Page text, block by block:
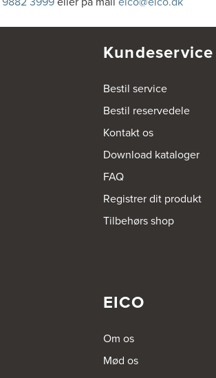
Kundeservice
Bestil service
Bestil reservedele
Kontakt os
Download kataloger
FAQ
Registrer dit produkt
Tilbehørs shop
EICO
Om os
Mød os